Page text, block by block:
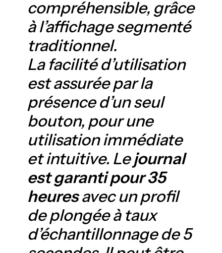
compréhensible, grâce
à l’affichage segmenté
traditionnel.
La facilité d’utilisation
est assurée par la
présence d’un seul
bouton, pour une
utilisation immédiate
et intuitive. Lejournal
est garanti pour 35
heuresavec un profil
de plongée à taux
d’échantillonnage de 5